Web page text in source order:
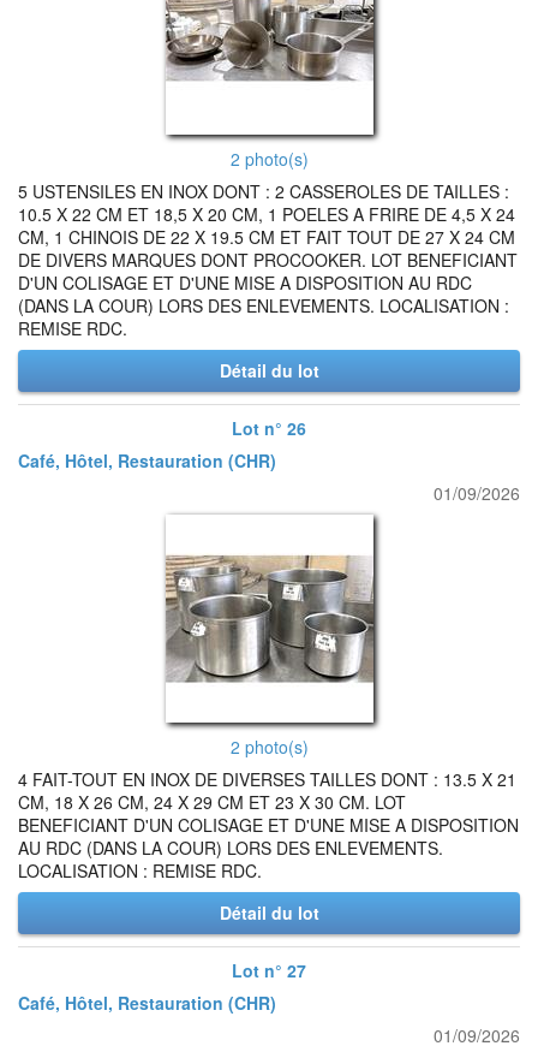
2 photo(s)
5 USTENSILES EN INOX DONT : 2 CASSEROLES DE TAILLES :
10.5 X 22 CM ET 18,5 X 20 CM, 1 POELES A FRIRE DE 4,5 X 24
CM, 1 CHINOIS DE 22 X 19.5 CM ET FAIT TOUT DE 27 X 24 CM
DE DIVERS MARQUES DONT PROCOOKER. LOT BENEFICIANT
D'UN COLISAGE ET D'UNE MISE A DISPOSITION AU RDC
(DANS LA COUR) LORS DES ENLEVEMENTS. LOCALISATION :
REMISE RDC.
Détail du lot
Lot n° 26
Café, Hôtel, Restauration (CHR)
01/09/2026
2 photo(s)
4 FAIT-TOUT EN INOX DE DIVERSES TAILLES DONT : 13.5 X 21
CM, 18 X 26 CM, 24 X 29 CM ET 23 X 30 CM. LOT
BENEFICIANT D'UN COLISAGE ET D'UNE MISE A DISPOSITION
AU RDC (DANS LA COUR) LORS DES ENLEVEMENTS.
LOCALISATION : REMISE RDC.
Détail du lot
Lot n° 27
Café, Hôtel, Restauration (CHR)
01/09/2026